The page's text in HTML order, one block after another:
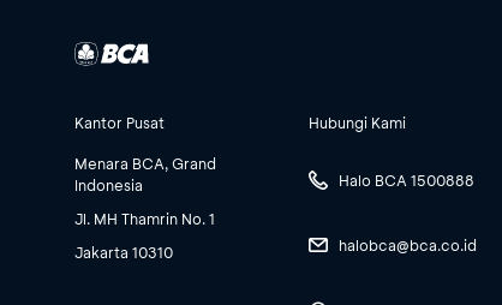
Kantor Pusat
Menara BCA, Grand
Indonesia
Jl. MH Thamrin No. 1
Jakarta 10310
Hubungi Kami
Halo BCA 1500888
halobca@bca.co.id